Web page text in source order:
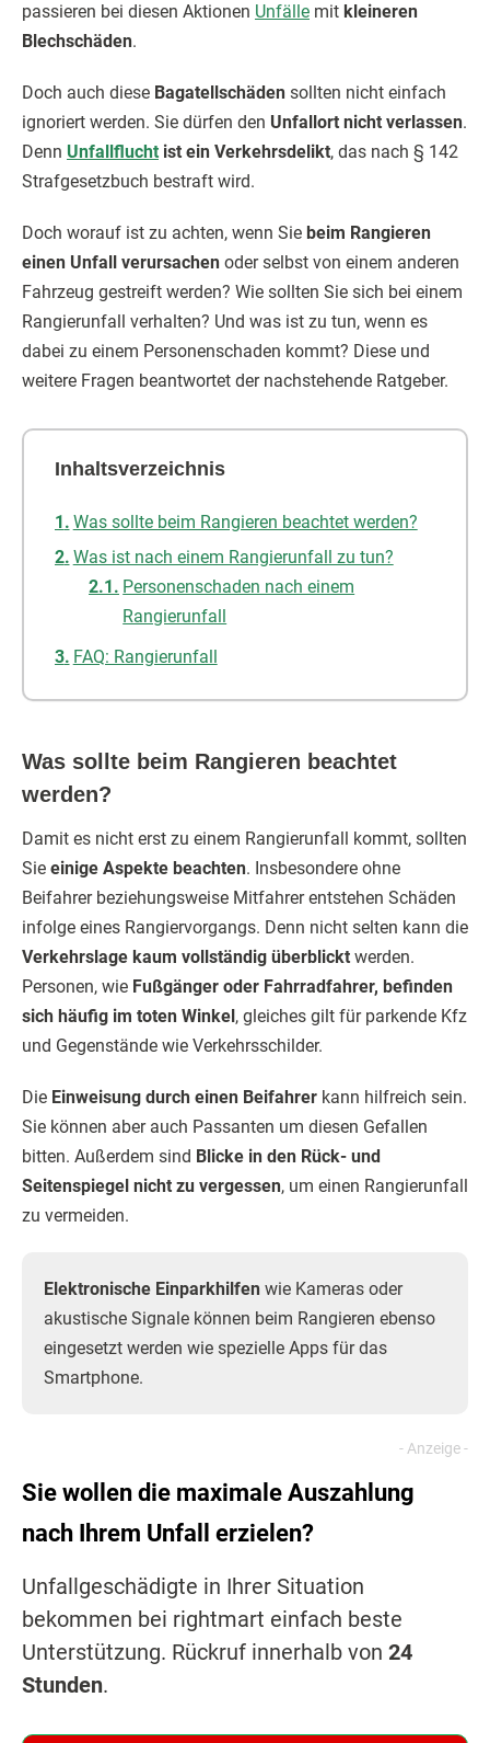
passieren bei diesen Aktionen Unfälle mit kleineren
Blechschäden.
Doch auch diese Bagatellschäden sollten nicht einfach
ignoriert werden. Sie dürfen den Unfallort nicht verlassen.
Denn Unfallflucht ist ein Verkehrsdelikt, das nach § 142
Strafgesetzbuch bestraft wird.
Doch worauf ist zu achten, wenn Sie beim Rangieren
einen Unfall verursachen oder selbst von einem anderen
Fahrzeug gestreift werden? Wie sollten Sie sich bei einem
Rangierunfall verhalten? Und was ist zu tun, wenn es
dabei zu einem Personenschaden kommt? Diese und
weitere Fragen beantwortet der nachstehende Ratgeber.
Inhaltsverzeichnis
Was sollte beim Rangieren beachtet werden?
Was ist nach einem Rangierunfall zu tun?
Personenschaden nach einem
Rangierunfall
FAQ: Rangierunfall
Was sollte beim Rangieren beachtet
werden?
Damit es nicht erst zu einem Rangierunfall kommt, sollten
Sie einige Aspekte beachten. Insbesondere ohne
Beifahrer beziehungsweise Mitfahrer entstehen Schäden
infolge eines Rangiervorgangs. Denn nicht selten kann die
Verkehrslage kaum vollständig überblickt werden.
Personen, wie Fußgänger oder Fahrradfahrer, befinden
sich häufig im toten Winkel, gleiches gilt für parkende Kfz
und Gegenstände wie Verkehrsschilder.
Die Einweisung durch einen Beifahrer kann hilfreich sein.
Sie können aber auch Passanten um diesen Gefallen
bitten. Außerdem sind Blicke in den Rück- und
Seitenspiegel nicht zu vergessen, um einen Rangierunfall
zu vermeiden.
Elektronische Einparkhilfen wie Kameras oder
akustische Signale können beim Rangieren ebenso
eingesetzt werden wie spezielle Apps für das
Smartphone.
Sie wollen die maximale Auszahlung
nach Ihrem Unfall erzielen?
Unfallgeschädigte in Ihrer Situation
bekommen bei rightmart einfach beste
Unterstützung. Rückruf innerhalb von 24
Stunden.